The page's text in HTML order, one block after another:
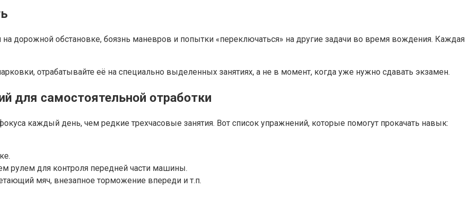
дорожной обстановке, боязнь маневров и попытки «переключаться» на другие задачи во время вождения. Каждая
отрабатывайте её на специально выделенных занятиях, а не в момент, когда уже нужно сдавать экзамен.
для самостоятельной отработки
каждый день, чем редкие трехчасовые занятия. Вот список упражнений, которые помогут прокачать навык:
для контроля передней части машины.
мяч, внезапное торможение впереди и т.п.